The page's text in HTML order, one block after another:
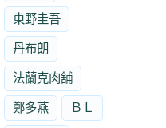
東野圭吾
丹布朗
法蘭克肉舖
鄭多燕 ＢＬ